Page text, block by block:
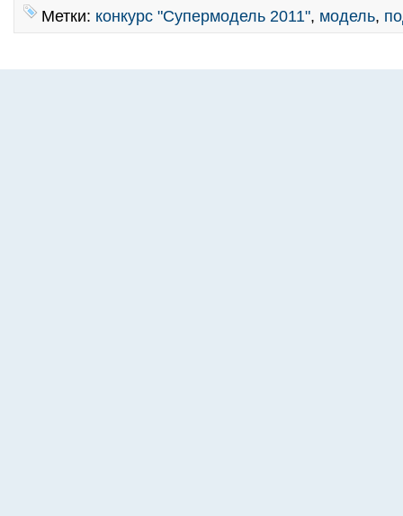
Метки: конкурс "Супермодель 2011", модель,